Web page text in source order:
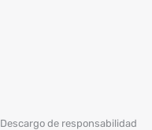
Descargo de responsabilidad